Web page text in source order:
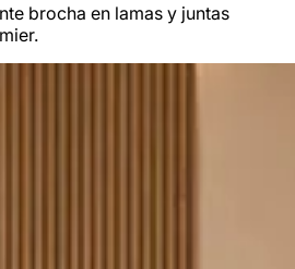
brocha en lamas y juntas